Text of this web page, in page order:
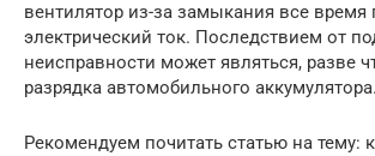
вентилятор из-за замыкания все время
электрический ток. Последствием от
неисправности может являться, разве
разрядка автомобильного аккумулятора.
Рекомендуем почитать статью на тему: